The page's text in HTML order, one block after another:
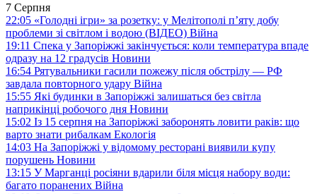
7 Серпня
22:05 «Голодні ігри» за розетку: у Мелітополі п’яту добу
проблеми зі світлом і водою (ВІДЕО) Війна
19:11 Спека у Запоріжжі закінчується: коли температура впаде
одразу на 12 градусів Новини
16:54 Рятувальники гасили пожежу після обстрілу — РФ
завдала повторного удару Війна
15:55 Які будинки в Запоріжжі залишаться без світла
наприкінці робочого дня Новини
15:02 Із 15 серпня на Запоріжжі заборонять ловити раків: що
варто знати рибалкам Екологія
14:03 На Запоріжжі у відомому ресторані виявили купу
порушень Новини
13:15 У Марганці росіяни вдарили біля місця набору води:
багато поранених Війна